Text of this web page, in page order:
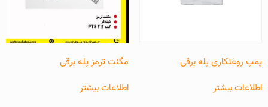
پمپ روغنکاری پله برقی
اطلاعات بیشتر
مگنت ترمز پله برقی
اطلاعات بیشتر